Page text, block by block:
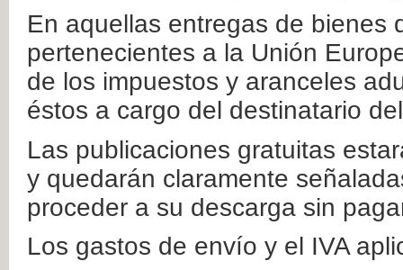
En aquellas entregas de bienes
pertenecientes a la Unión
de los impuestos y aranceles
éstos a cargo del destinatario
Las publicaciones gratuitas
y quedarán claramente
proceder a su descarga sin
Los gastos de envío y el IVA